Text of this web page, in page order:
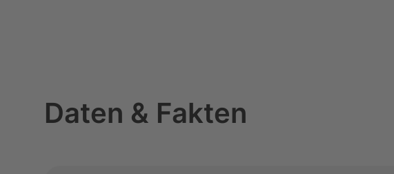
Daten & Fakten
Tabelle überspringen Daten & Fakten, 10 Objekte
Zum Anfang der Tabelle springen